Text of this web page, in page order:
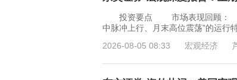
投资要点 市场表现回顾： 走
中脉冲上行、月末高位震荡”的运行
2026-08-05 08:33
宏观经济